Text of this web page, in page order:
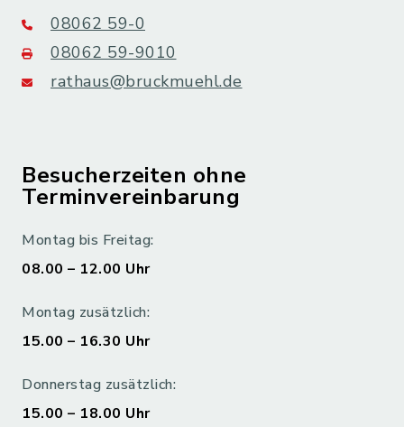
08062 59-0
08062 59-9010
rathaus@bruckmuehl.de
Besucherzeiten ohne
Terminvereinbarung
Montag bis Freitag:
08.00 – 12.00 Uhr
Montag zusätzlich:
15.00 – 16.30 Uhr
Donnerstag zusätzlich:
15.00 – 18.00 Uhr